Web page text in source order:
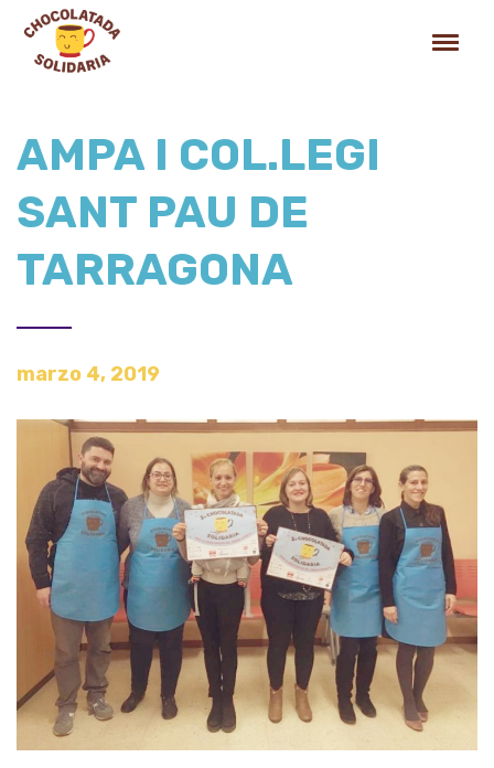
AMPA I COL.LEGI
SANT PAU DE
TARRAGONA
marzo 4, 2019